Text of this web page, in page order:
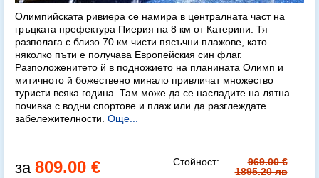
Олимпийската ривиера се намира в централната част на
гръцката префектура Пиерия на 8 км от Катерини. Тя
разполага с близо 70 км чисти пясъчни плажове, като
няколко пъти е получава Европейския син флаг.
Разположенитето й в подножието на планината Олимп и
митичното й божествено минало привличат множество
туристи всяка година. Там може да се насладите на лятна
почивка с водни спортове и плаж или да разглеждате
забележителности. Още...
809.00 €
Стойност:
969.00 €
1895.20 лв